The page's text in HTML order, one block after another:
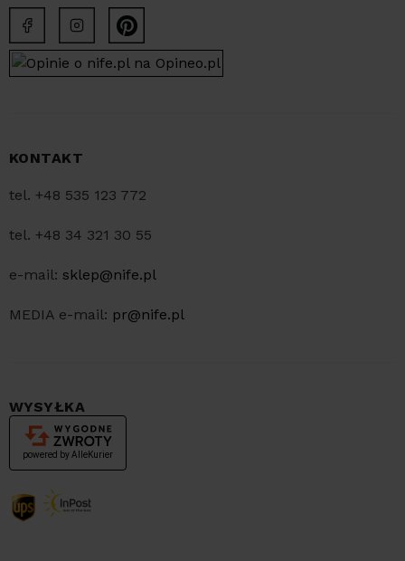
KONTAKT
tel. +48 535 123 772
tel. +48 34 321 30 55
e-mail: sklep@nife.pl
MEDIA e-mail: pr@nife.pl
WYSYŁKA